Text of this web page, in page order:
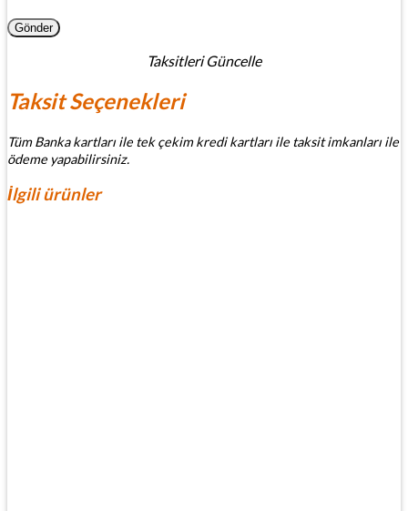
Taksitleri Güncelle
Taksit Seçenekleri
Tüm Banka kartları ile tek çekim kredi kartları ile taksit imkanları ile
ödeme yapabilirsiniz.
İlgili ürünler